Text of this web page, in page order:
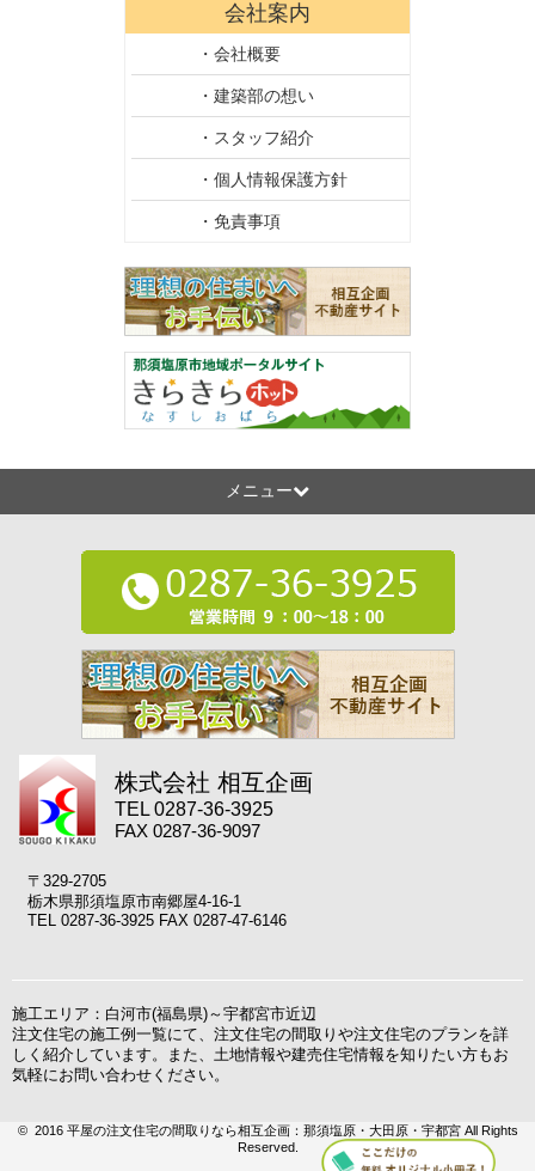
会社案内
・会社概要
・建築部の想い
・スタッフ紹介
・個人情報保護方針
・免責事項
メニュー
株式会社 相互企画
TEL 0287-36-3925
FAX 0287-36-9097
〒329-2705
栃木県那須塩原市南郷屋4-16-1
TEL 0287-36-3925 FAX 0287-47-6146
施工エリア：白河市(福島県)～宇都宮市近辺
注文住宅の施工例一覧にて、注文住宅の間取りや注文住宅のプランを詳
しく紹介しています。また、土地情報や建売住宅情報を知りたい方もお
気軽にお問い合わせください。
© 2016 平屋の注文住宅の間取りなら相互企画：那須塩原・大田原・宇都宮 All Rights
Reserved.